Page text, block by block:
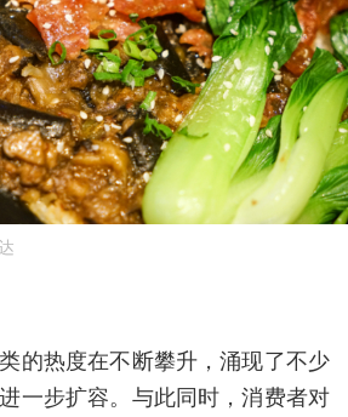
的热度在不断攀升，涌现了不少
一步扩容。与此同时，消费者对